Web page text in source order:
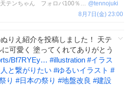
有限会社 天王重機の天テンちゃん フォロバ100％の気持ちです！ @tennojuki
8月7日(金) 23:00
りえ紹介を投稿しました！ 天テ
可愛く 塗ってくれてありがとう
Bf7RYEy… #illustration #イラス
と繋がりたい #ゆるいイラスト #
り #日本の祭り #地盤改良 #建設